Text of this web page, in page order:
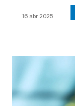
16 abr 2025